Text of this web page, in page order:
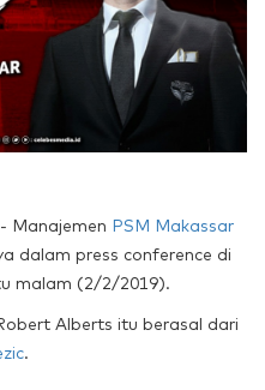
- Manajemen PSM Makassar
dalam press conference di
malam (2/2/2019).
Alberts itu berasal dari
.